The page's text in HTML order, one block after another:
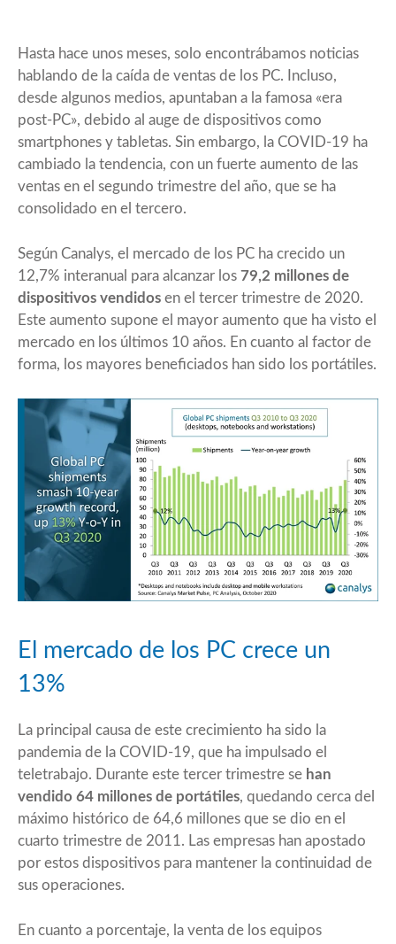
Hasta hace unos meses, solo encontrábamos noticias
hablando de la caída de ventas de los PC. Incluso,
desde algunos medios, apuntaban a la famosa «era
post-PC», debido al auge de dispositivos como
smartphones y tabletas. Sin embargo, la COVID-19 ha
cambiado la tendencia, con un fuerte aumento de las
ventas en el segundo trimestre del año, que se ha
consolidado en el tercero.
Según Canalys, el mercado de los PC ha crecido un
12,7% interanual para alcanzar los 79,2 millones de
dispositivos vendidos en el tercer trimestre de 2020.
Este aumento supone el mayor aumento que ha visto el
mercado en los últimos 10 años. En cuanto al factor de
forma, los mayores beneficiados han sido los portátiles.
El mercado de los PC crece un
13%
La principal causa de este crecimiento ha sido la
pandemia de la COVID-19, que ha impulsado el
teletrabajo. Durante este tercer trimestre se han
vendido 64 millones de portátiles, quedando cerca del
máximo histórico de 64,6 millones que se dio en el
cuarto trimestre de 2011. Las empresas han apostado
por estos dispositivos para mantener la continuidad de
sus operaciones.
En cuanto a porcentaje, la venta de los equipos